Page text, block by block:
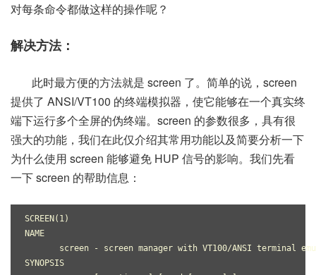
对每条命令都做这样的操作呢？
解决方法：
此时最方便的方法就是 screen 了。简单的说，screen
提供了 ANSI/VT100 的终端模拟器，使它能够在一个真实终
端下运行多个全屏的伪终端。screen 的参数很多，具有很
强大的功能，我们在此仅介绍其常用功能以及简要分析一下
为什么使用 screen 能够避免 HUP 信号的影响。我们先看
一下 screen 的帮助信息：
SCREEN(1)
NAME
screen - screen manager with VT100/ANSI terminal
SYNOPSIS